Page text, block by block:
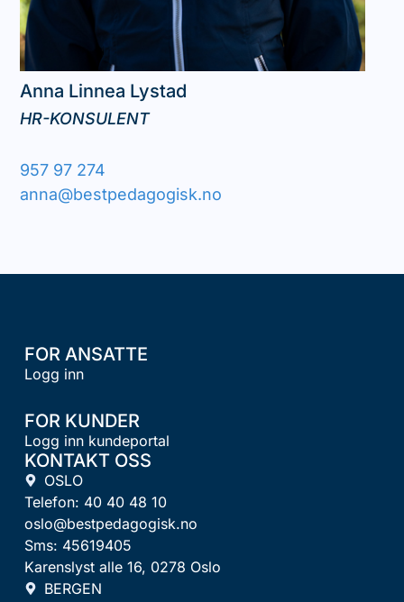
Anna Linnea Lystad
HR-KONSULENT
957 97 274
anna@bestpedagogisk.no
FOR ANSATTE
Logg inn
FOR KUNDER
Logg inn kundeportal
KONTAKT OSS
OSLO
Telefon: 40 40 48 10
oslo@bestpedagogisk.no
Sms: 45619405
Karenslyst alle 16, 0278 Oslo
BERGEN